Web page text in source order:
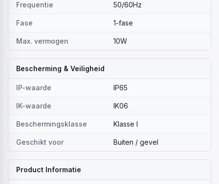
Frequentie 50/60Hz
Fase 1-fase
Max. vermogen 10W
Bescherming & Veiligheid
IP-waarde IP65
IK-waarde IK06
Beschermingsklasse Klasse I
Geschikt voor Buiten / gevel
Product Informatie